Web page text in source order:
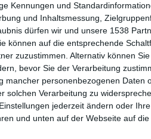
Kennungen und
und Inhaltsmessung,
dürfen wir und unsere 1538
können auf die entsprechende
zuzustimmen. Alternativ können
bevor Sie der Verarbeitung
mancher personenbezogenen Daten
solchen Verarbeitung zu
jederzeit ändern oder
und unten auf der Webseite auf